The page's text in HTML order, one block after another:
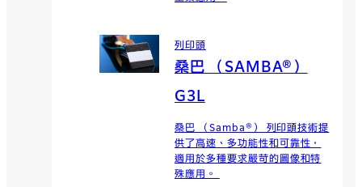
列印頭
桑巴 （SAMBA®）
G3L
桑巴 （Samba®） 列印頭技術提
供了高速、多功能性和可靠性，
適用於多種要求嚴苛的圖像和特
殊應用。